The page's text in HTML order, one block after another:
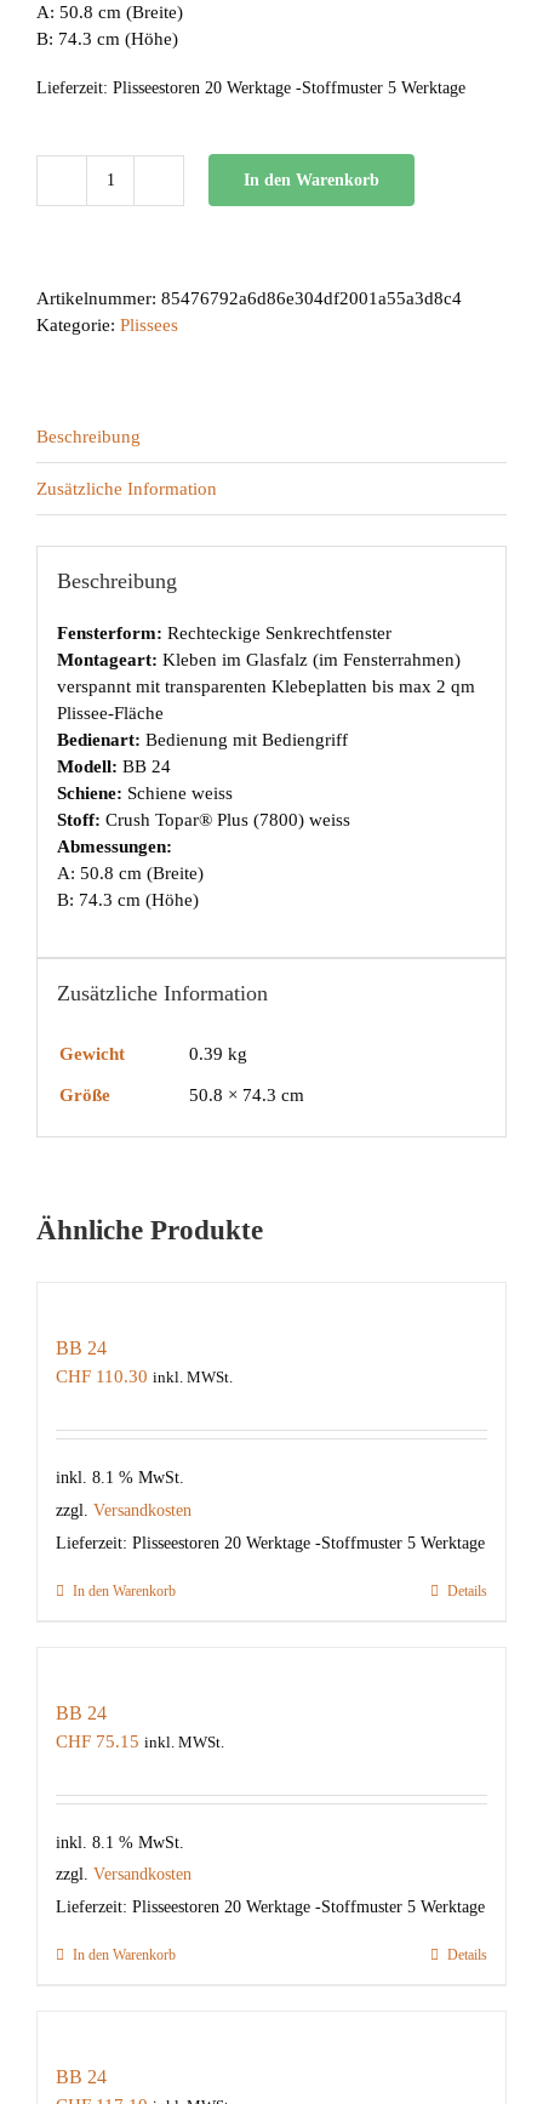
A: 50.8 cm (Breite)
B: 74.3 cm (Höhe)
Lieferzeit: Plisseestoren 20 Werktage -Stoffmuster 5 Werktage
BB
In den Warenkorb
Artikelnummer: 85476792a6d86e304df2001a55a3d8c4
Kategorie: Plissees
Beschreibung
Zusätzliche Information
Beschreibung
Fensterform: Rechteckige Senkrechtfenster
Montageart: Kleben im Glasfalz (im Fensterrahmen)
verspannt mit transparenten Klebeplatten bis max 2 qm
Plissee-Fläche
Bedienart: Bedienung mit Bediengriff
Modell: BB 24
Schiene: Schiene weiss
Stoff: Crush Topar® Plus (7800) weiss
Abmessungen:
A: 50.8 cm (Breite)
B: 74.3 cm (Höhe)
Zusätzliche Information
Gewicht 0.39 kg
Größe 50.8 × 74.3 cm
Ähnliche Produkte
BB 24
CHF 110.30 inkl. MWSt.
inkl. 8.1 % MwSt.
zzgl. Versandkosten
Lieferzeit: Plisseestoren 20 Werktage -Stoffmuster 5 Werktage
In den Warenkorb Details
BB 24
CHF 75.15 inkl. MWSt.
inkl. 8.1 % MwSt.
zzgl. Versandkosten
Lieferzeit: Plisseestoren 20 Werktage -Stoffmuster 5 Werktage
In den Warenkorb Details
BB 24